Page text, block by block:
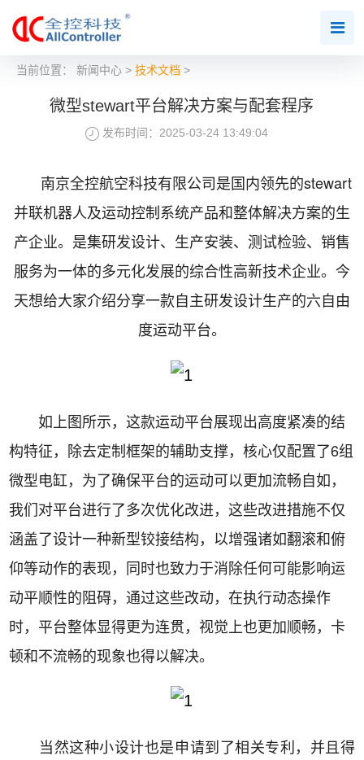
当前位置： 新闻中心> 技术文档 >
微型stewart平台解决方案与配套程序
发布时间：2025-03-24 13:49:04
南京全控航空科技有限公司是国内领先的stewart
并联机器人及运动控制系统产品和整体解决方案的生
产企业。是集研发设计、生产安装、测试检验、销售
服务为一体的多元化发展的综合性高新技术企业。今
天想给大家介绍分享一款自主研发设计生产的六自由
度运动平台。
如上图所示，这款运动平台展现出高度紧凑的结
构特征，除去定制框架的辅助支撑，核心仅配置了6组
微型电缸，为了确保平台的运动可以更加流畅自如，
我们对平台进行了多次优化改进，这些改进措施不仅
涵盖了设计一种新型铰接结构，以增强诸如翻滚和俯
仰等动作的表现，同时也致力于消除任何可能影响运
动平顺性的阻碍，通过这些改动，在执行动态操作
时，平台整体显得更为连贯，视觉上也更加顺畅，卡
顿和不流畅的现象也得以解决。
当然这种小设计也是申请到了相关专利，并且得